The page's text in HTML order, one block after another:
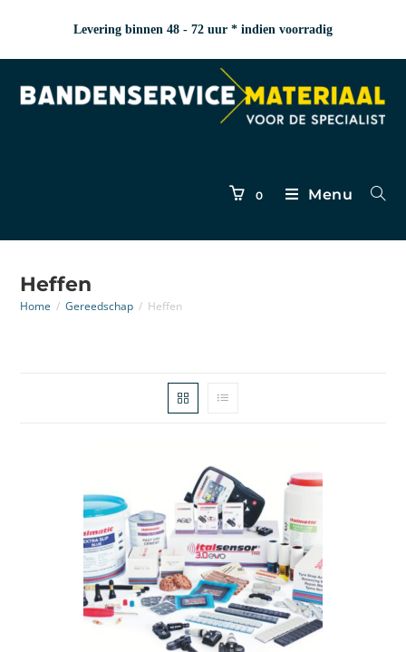
Levering binnen 48 - 72 uur * indien voorradig
0 Menu
Heffen
Home / Gereedschap / Heffen